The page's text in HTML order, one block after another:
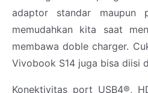
adaptor standar maupun
memudahkan kita saat
membawa doble charger.
Vivobook S14 juga bisa diisi
Konektivitas port USB4®,